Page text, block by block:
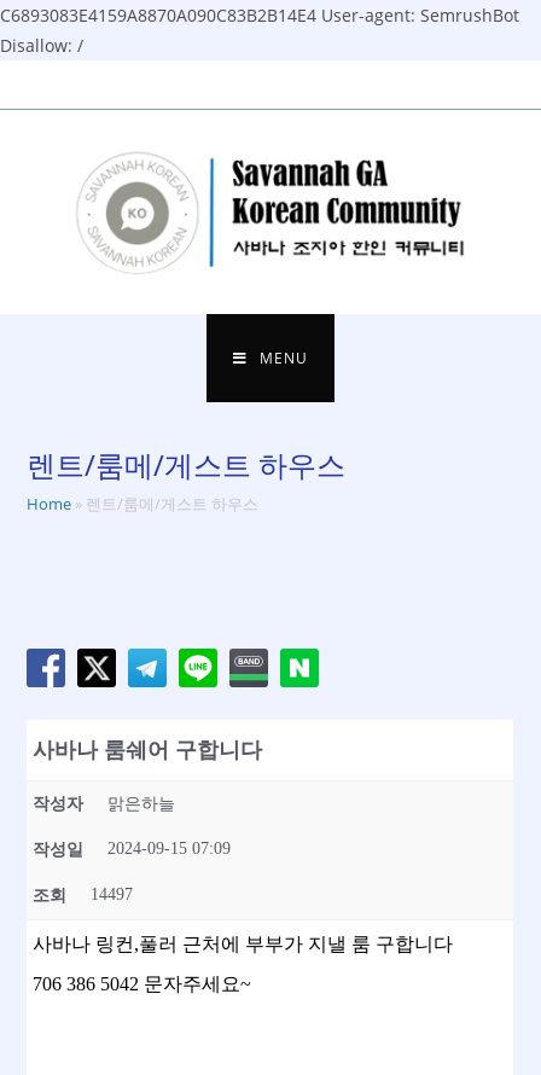
C6893083E4159A8870A090C83B2B14E4 User-agent: SemrushBot
Disallow: /
to
MENU
렌트/룸메/게스트 하우스
Home » 렌트/룸메/게스트 하우스